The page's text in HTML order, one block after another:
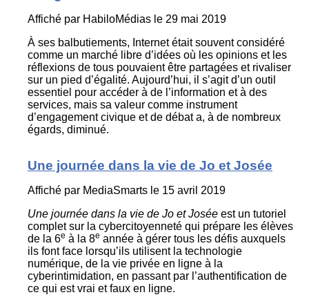
Affiché par HabiloMédias le 29 mai 2019
À ses balbutiements, Internet était souvent considéré
comme un marché libre d’idées où les opinions et les
réflexions de tous pouvaient être partagées et rivaliser
sur un pied d’égalité. Aujourd’hui, il s’agit d’un outil
essentiel pour accéder à de l’information et à des
services, mais sa valeur comme instrument
d’engagement civique et de débat a, à de nombreux
égards, diminué.
Une journée dans la vie de Jo et Josée
Affiché par MediaSmarts le 15 avril 2019
Une journée dans la vie de Jo et Josée est un tutoriel
complet sur la cybercitoyenneté qui prépare les élèves
de la 6e à la 8e année à gérer tous les défis auxquels
ils font face lorsqu’ils utilisent la technologie
numérique, de la vie privée en ligne à la
cyberintimidation, en passant par l’authentification de
ce qui est vrai et faux en ligne.